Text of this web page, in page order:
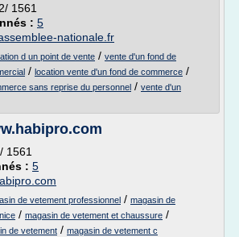
1561
: 5
nationale.fr
d un point de vente / vente d'un fond de
/ location vente d'un fond de commerce /
sans reprise du personnel / vente d'un
1561
: 5
de vetement professionnel / magasin de
/ magasin de vetement et chaussure /
de vetement / magasin de vetement c